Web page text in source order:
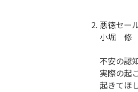
悪徳セー
小堀 修
不安の認
実際の起
起きてほ